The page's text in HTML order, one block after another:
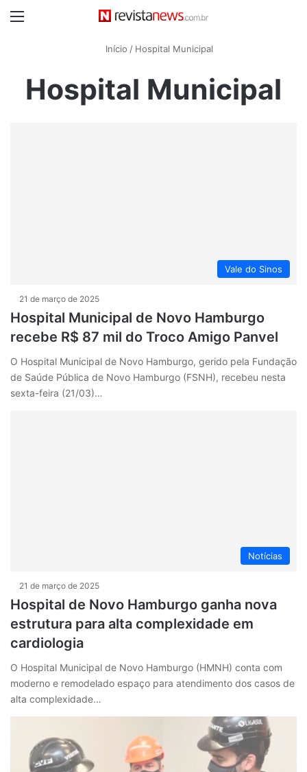
Início / Hospital Municipal
Hospital Municipal
Vale do Sinos
21 de março de 2025
Hospital Municipal de Novo Hamburgo
recebe R$ 87 mil do Troco Amigo Panvel
O Hospital Municipal de Novo Hamburgo, gerido pela Fundação
de Saúde Pública de Novo Hamburgo (FSNH), recebeu nesta
sexta-feira (21/03)…
Notícias
21 de março de 2025
Hospital de Novo Hamburgo ganha nova
estrutura para alta complexidade em
cardiologia
O Hospital Municipal de Novo Hamburgo (HMNH) conta com
moderno e remodelado espaço para atendimento dos casos de
alta complexidade…